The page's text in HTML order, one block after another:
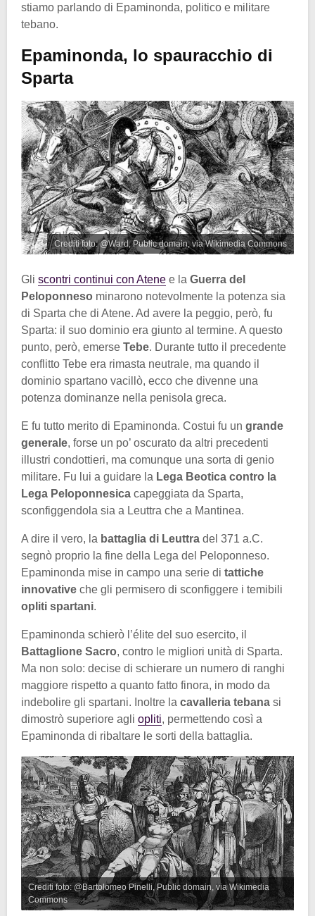
stiamo parlando di Epaminonda, politico e militare
tebano.
Epaminonda, lo spauracchio di
Sparta
Crediti foto: @Ward, Public domain, via Wikimedia Commons
Gli scontri continui con Atene e la Guerra del
Peloponneso minarono notevolmente la potenza sia
di Sparta che di Atene. Ad avere la peggio, però, fu
Sparta: il suo dominio era giunto al termine. A questo
punto, però, emerse Tebe. Durante tutto il precedente
conflitto Tebe era rimasta neutrale, ma quando il
dominio spartano vacillò, ecco che divenne una
potenza dominanze nella penisola greca.
E fu tutto merito di Epaminonda. Costui fu un grande
generale, forse un po’ oscurato da altri precedenti
illustri condottieri, ma comunque una sorta di genio
militare. Fu lui a guidare la Lega Beotica contro la
Lega Peloponnesica capeggiata da Sparta,
sconfiggendola sia a Leuttra che a Mantinea.
A dire il vero, la battaglia di Leuttra del 371 a.C.
segnò proprio la fine della Lega del Peloponneso.
Epaminonda mise in campo una serie di tattiche
innovative che gli permisero di sconfiggere i temibili
opliti spartani.
Epaminonda schierò l’élite del suo esercito, il
Battaglione Sacro, contro le migliori unità di Sparta.
Ma non solo: decise di schierare un numero di ranghi
maggiore rispetto a quanto fatto finora, in modo da
indebolire gli spartani. Inoltre la cavalleria tebana si
dimostrò superiore agli opliti, permettendo così a
Epaminonda di ribaltare le sorti della battaglia.
Crediti foto: @Bartolomeo Pinelli, Public domain, via Wikimedia
Commons